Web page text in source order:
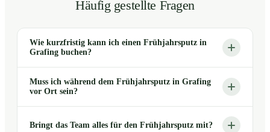
Häufig gestellte Fragen
Wie kurzfristig kann ich einen Frühjahrsputz in
Grafing buchen?
Muss ich während dem Frühjahrsputz in Grafing
vor Ort sein?
Bringt das Team alles für den Frühjahrsputz mit?